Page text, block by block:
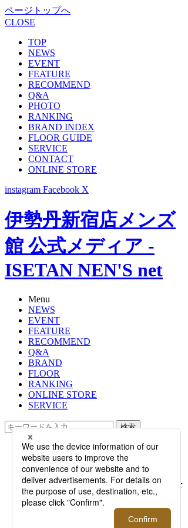
ページトップへ
CLOSE
TOP
NEWS
EVENT
FEATURE
RECOMMEND
Q&A
PHOTO
RANKING
BRAND INDEX
FLOOR GUIDE
SERVICE
CONTACT
ONLINE STORE
instagram Facebook X
伊勢丹新宿店メンズ
館 公式メディア -
ISETAN NEN'S net
Menu
NEWS
EVENT
FEATURE
RECOMMEND
Q&A
BRAND
FLOOR
RANKING
ONLINE STORE
SERVICE
検索
TOP
PHOTO
尾花大輔が語る＜Timberland PRO®/
ティンバーランド プロ®＞の魅力──
ミニマルな美学が昇華したコラボレ
ーションの背景とは